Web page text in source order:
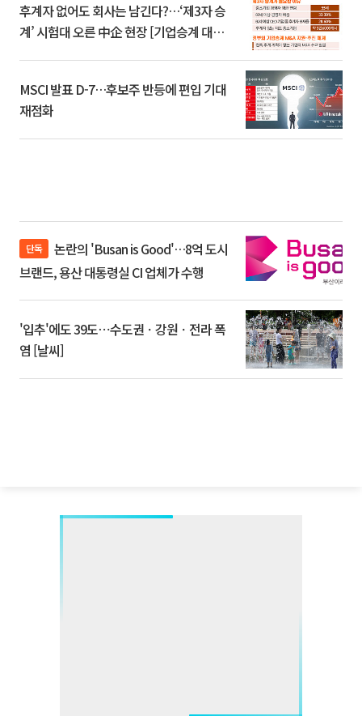
후계자 없어도 회사는 남긴다?…‘제3자 승
계’ 시험대 오른 中企 현장 [기업승계 대전
MSCI 발표 D-7…후보주 반등에 편입 기대
재점화
단독
브랜드, 용산 대통령실 CI 업체가 수행
'입추'에도 39도⋯수도권ㆍ강원ㆍ전라 폭
염 [날씨]